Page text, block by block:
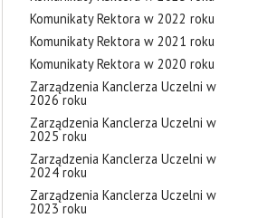
Komunikaty Rektora w 2022 roku
Komunikaty Rektora w 2021 roku
Komunikaty Rektora w 2020 roku
Zarządzenia Kanclerza Uczelni w
2026 roku
Zarządzenia Kanclerza Uczelni w
2025 roku
Zarządzenia Kanclerza Uczelni w
2024 roku
Zarządzenia Kanclerza Uczelni w
2023 roku